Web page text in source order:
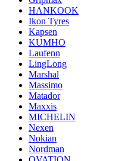
HANKOOK
Ikon Tyres
Kapsen
KUMHO
Laufenn
LingLong
Marshal
Massimo
Matador
Maxxis
MICHELIN
Nexen
Nokian
Nordman